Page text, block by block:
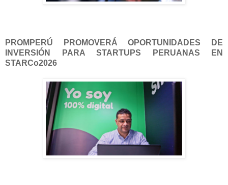
PROMPERÚ PROMOVERÁ OPORTUNIDADES DE
INVERSIÓN PARA STARTUPS PERUANAS EN
STARCo2026